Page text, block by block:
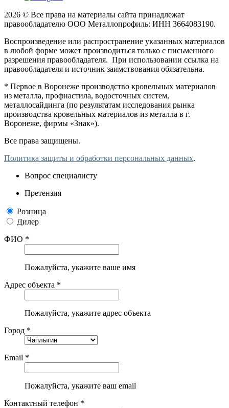
2026 © Все права на материалы сайта принадлежат
правообладателю ООО Металлопрофиль: ИНН 3664083190.
Воспроизведение или распространение указанных материалов
в любой форме может производиться только с письменного
разрешения правообладателя. При использовании ссылка на
правообладателя и источник заимствования обязательна.
* Первое в Воронеже производство кровельных материалов
из металла, профнастила, водосточных систем,
металлосайдинга (по результатам исследования рынка
производства кровельных материалов из металла в г.
Воронеже, фирмы «Знак»).
Все права защищены.
Политика защиты и обработки персональных данных.
Вопрос специалисту
Претензия
Розница
Дилер
ФИО *
Пожалуйста, укажите ваше имя
Адрес объекта *
Пожалуйста, укажите адрес объекта
Город *
Email *
Пожалуйста, укажите ваш email
Контактный телефон *